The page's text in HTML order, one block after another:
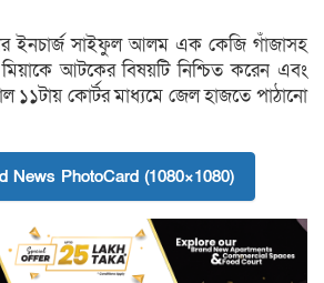
ইনচার্জ সাইফুল আলম এক কেজি গাঁজাসহ
আটকের বিষয়টি নিশ্চিত করেন এবং
১১টায় কোর্টর মাধ্যমে জেল হাজতে পাঠানো
News PhotoCard (1080×1080)